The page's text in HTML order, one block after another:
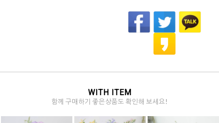
WITH ITEM
함께 구매하기 좋은상품도 확인해 보세요!